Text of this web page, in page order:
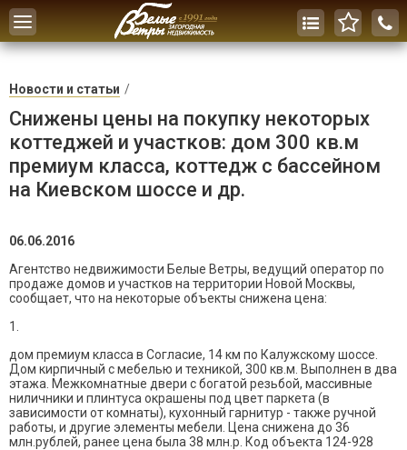
Toggle
navigation
Новости и статьи
Снижены цены на покупку некоторых
коттеджей и участков: дом 300 кв.м
премиум класса, коттедж с бассейном
на Киевском шоссе и др.
06.06.2016
Агентство недвижимости Белые Ветры, ведущий оператор по
продаже домов и участков на территории Новой Москвы,
сообщает, что на некоторые объекты снижена цена:
1.
дом премиум класса в Согласие, 14 км по Калужскому шоссе.
Дом кирпичный с мебелью и техникой, 300 кв.м. Выполнен в два
этажа. Межкомнатные двери с богатой резьбой, массивные
ниличники и плинтуса окрашены под цвет паркета (в
зависимости от комнаты), кухонный гарнитур - также ручной
работы, и другие элементы мебели. Цена снижена до 36
млн.рублей, ранее цена была 38 млн.р. Код объекта 124-928